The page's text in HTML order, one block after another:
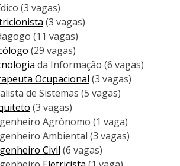
(3 vagas)
(3 vagas)
(11 vagas)
(29 vagas)
da Informação (6 vagas)
Ocupacional (3 vagas)
de Sistemas (5 vagas)
(3 vagas)
Agrônomo (1 vaga)
Ambiental (3 vagas)
Civil (6 vagas)